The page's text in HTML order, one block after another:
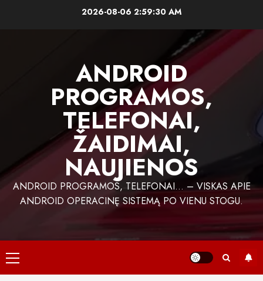
2026-08-06 2:59:30 AM
ANDROID
PROGRAMOS,
TELEFONAI,
ŽAIDIMAI,
NAUJIENOS
ANDROID PROGRAMOS, TELEFONAI… – VISKAS APIE
ANDROID OPERACINĘ SISTEMĄ PO VIENU STOGU.
Primary
Menu